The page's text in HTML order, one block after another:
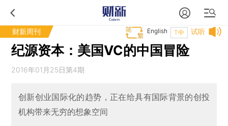
财新周刊 试听
T中
English
纪源资本：美国VC的中国冒险
2016年01月25日第4期
创新创业国际化的趋势，正在给具有国际背景的创投
机构带来无穷的想象空间